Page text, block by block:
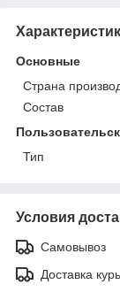
Основные
Страна
Состав
Тип
Условия
Самовывоз
Доставка